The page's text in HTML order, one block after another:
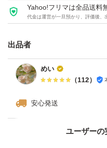
Yahoo!フリマは全品送料
代金は運営が一旦預かり、評価後、
出品者
めい
（112）
安心発送
ユーザーの
価格の相談